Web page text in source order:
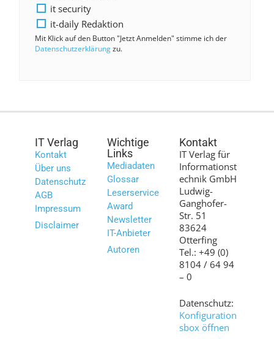
it security
it-daily Redaktion
Mit Klick auf den Button "Jetzt Anmelden" stimme ich der
Datenschutzerklärungzu.
IT Verlag
Kontakt
Über uns
Datenschutz
AGB
Impressum
Disclaimer
Wichtige
Links
Mediadaten
Glossar
Leserservice
Award
Newsletter
IT-Anbieter
Autoren
Kontakt
IT Verlag für
Informationst
echnik GmbH
Ludwig-
Ganghofer-
Str. 51
83624
Otterfing
Tel.: +49 (0)
8104 / 64 94
– 0
Datenschutz:
Konfiguration
sbox öffnen